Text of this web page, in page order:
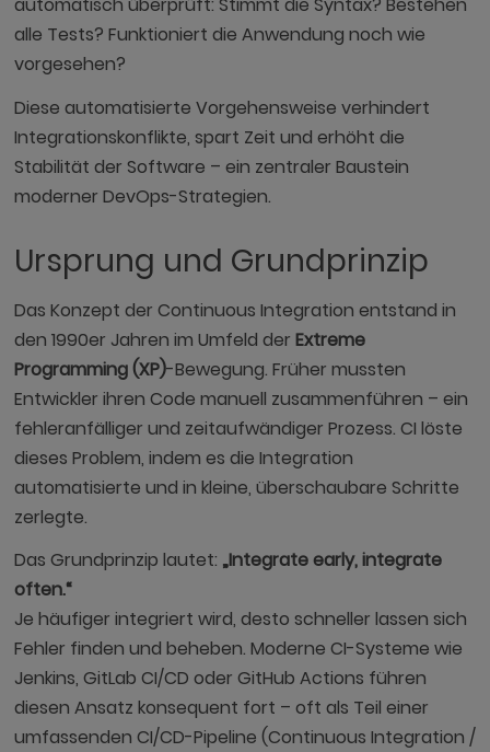
automatisch überprüft: Stimmt die Syntax? Bestehen
alle Tests? Funktioniert die Anwendung noch wie
vorgesehen?
Diese automatisierte Vorgehensweise verhindert
Integrationskonflikte, spart Zeit und erhöht die
Stabilität der Software – ein zentraler Baustein
moderner DevOps-Strategien.
Ursprung und Grundprinzip
Das Konzept der Continuous Integration entstand in
den 1990er Jahren im Umfeld der Extreme
Programming (XP)-Bewegung. Früher mussten
Entwickler ihren Code manuell zusammenführen – ein
fehleranfälliger und zeitaufwändiger Prozess. CI löste
dieses Problem, indem es die Integration
automatisierte und in kleine, überschaubare Schritte
zerlegte.
Das Grundprinzip lautet: „Integrate early, integrate
often.“
Je häufiger integriert wird, desto schneller lassen sich
Fehler finden und beheben. Moderne CI-Systeme wie
Jenkins, GitLab CI/CD oder GitHub Actions führen
diesen Ansatz konsequent fort – oft als Teil einer
umfassenden CI/CD-Pipeline (Continuous Integration /